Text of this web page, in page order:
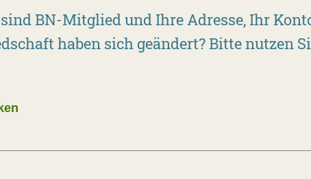
BN-Mitglied und Ihre Adresse, Ihr
haben sich geändert? Bitte nutzen